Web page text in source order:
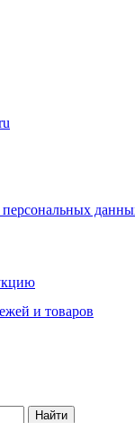
персональных
и товаров